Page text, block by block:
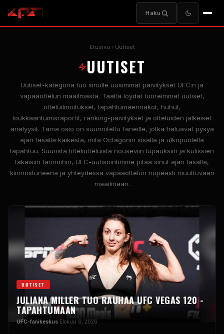
Haku
Etusivu Uutiset
UUTISET
Uutiset-kategoria tuo sinulle uusimmat päivitykset UFC:n ja
vapaaottelun maailmasta. Täältä löydät tuoreimmat uutiset,
otteluilmoitukset, tapahtumaennakot, huhut,
loukkaantumisraportit, ranking-päivitykset ja otteluiden jälkeiset
analyysit. Tämä osio on suunniteltu faneille, jotka haluavat pysyä
ajan tasalla kaikesta, mitä Octagonin sisällä ja ulkopuolella
tapahtuu. Suurista titteliotteluista nouseviin lupauksiin ja kulissien
takaisiin tarinoihin, UFC-uutisointimme pitää sinut ajan tasalla,
kiinnostuneena ja yhteydessä vapaaottelun nopeasti muuttuvaan
maailmaan.
UUTISET
JULIANA MILLER TUO RAUHAA UFC VEGAS 120 -
TAPAHTUMAAN
UFC-fanikeskus·Elokuu 6, 2026